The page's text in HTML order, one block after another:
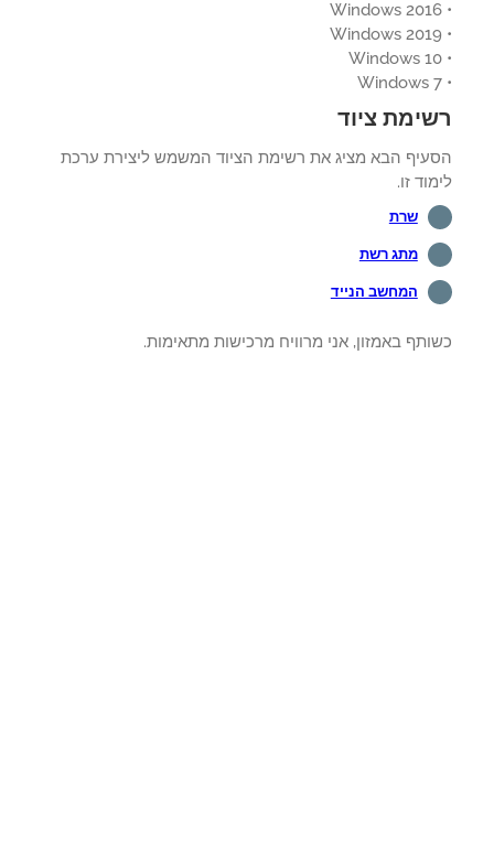
ציוד
הבא מציג את רשימת הציוד המשמש ליצירת ערכת
שרת
מתג רשת
המחשב הנייד
באמזון, אני מרוויח מרכישות מתאימות.